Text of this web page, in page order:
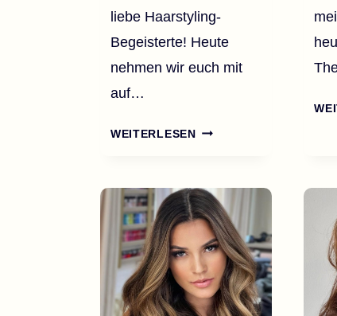
liebe Haarstyling-
Begeisterte! Heute
nehmen wir euch mit
auf…
WEITERLESEN35
FRISUREN,
DIE
JEDE
FRAU
AUSPROBIEREN
SOLLTE